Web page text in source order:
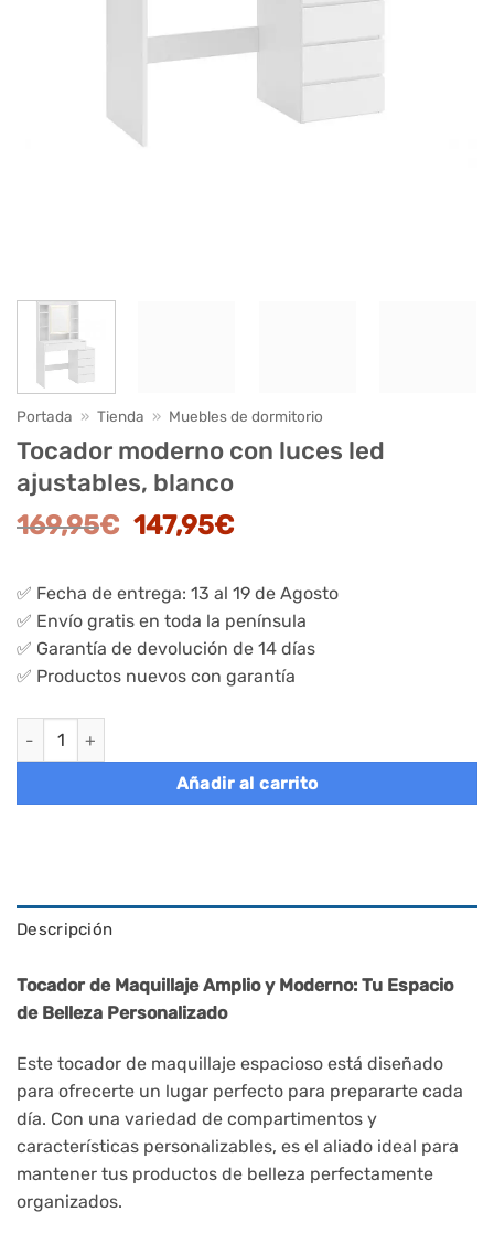
Portada » Tienda » Muebles de dormitorio
Tocador moderno con luces led
ajustables, blanco
169,95€ El
era:
169,95€.
147,95€El
es:
147,95€.
✅ Fecha de entrega: 13 al 19 de Agosto
✅ Envío gratis en toda la península
✅ Garantía de devolución de 14 días
✅ Productos nuevos con garantía
Tocador moderno con luces led ajustables, blanco cantidad
Añadir al carrito
Descripción
Tocador de Maquillaje Amplio y Moderno: Tu Espacio
de Belleza Personalizado
Este tocador de maquillaje espacioso está diseñado
para ofrecerte un lugar perfecto para prepararte cada
día. Con una variedad de compartimentos y
características personalizables, es el aliado ideal para
mantener tus productos de belleza perfectamente
organizados.